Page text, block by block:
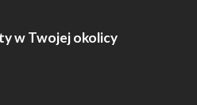
w Twojej okolicy